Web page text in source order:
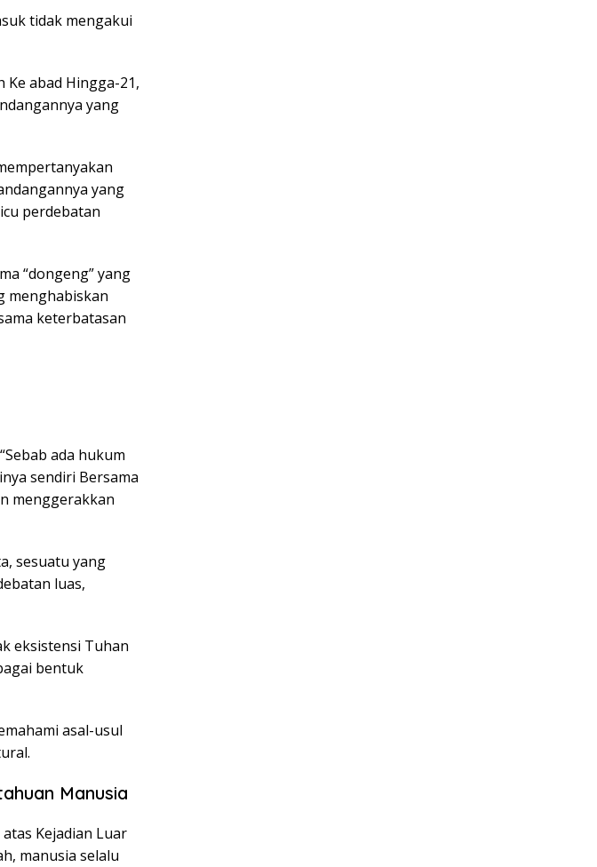
tidak mengakui
abad Hingga-21,
yang
yang
perdebatan
“dongeng” yang
menghabiskan
keterbatasan
ada hukum
sendiri Bersama
menggerakkan
sesuatu yang
luas,
eksistensi Tuhan
bentuk
asal-usul
Manusia
Kejadian Luar
manusia selalu